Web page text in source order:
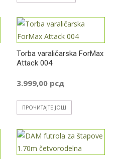
од
Torba varaličarska ForMax
Attack 004
3.999,00 рсд
ПРОЧИТАЈТЕ ЈОШ